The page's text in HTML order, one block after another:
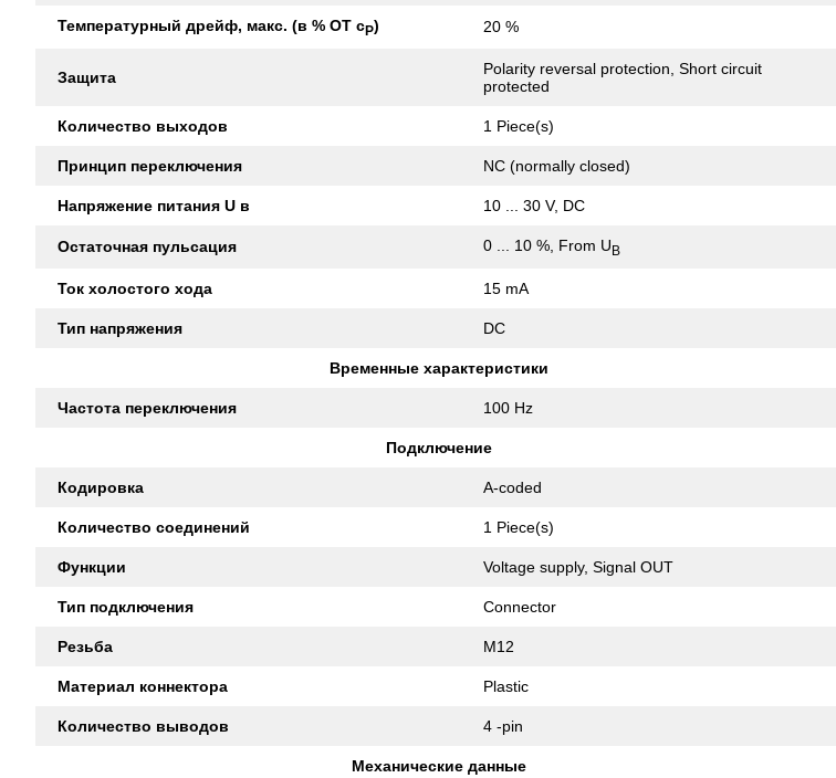
Температурный дрейф, макс. (в % ОТ сР) 20 %
Защита
Polarity reversal protection, Short circuit
protected
Количество выходов 1 Piece(s)
Принцип переключения NC (normally closed)
Напряжение питания U в 10 ... 30 V, DC
Остаточная пульсация 0 ... 10 %, From UB
Ток холостого хода 15 mA
Тип напряжения DC
Временные характеристики
Частота переключения 100 Hz
Подключение
Кодировка A-coded
Количество соединений 1 Piece(s)
Функции Voltage supply, Signal OUT
Тип подключения Connector
Резьба M12
Материал коннектора Plastic
Количество выводов 4 -pin
Механические данные